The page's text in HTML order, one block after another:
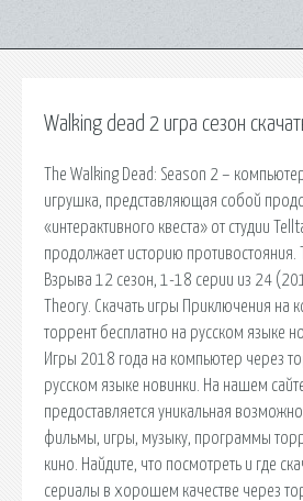
Walking dead 2 игра сезон
The Walking Dead: Season 2 –
игрушка, представляющая собой
«интерактивного квеста» от студии
продолжает историю
Взрыва 12 сезон, 1-18 серии из 24
Theory. Скачать игры Приключения на
торрент бесплатно на русском языке
Игры 2018 года на компьютер через
русском языке новинки. На нашем
предоставляется уникальная
фильмы, игры, музыку, программы
кино. Найдите, что посмотреть и где
сериалы в хорошем качестве через